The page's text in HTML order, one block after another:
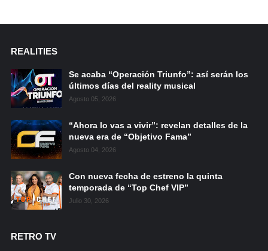
REALITIES
Se acaba “Operación Triunfo”: así serán los
últimos días del reality musical
Agosto 05, 2026
“Ahora lo vas a vivir”: revelan detalles de la
nueva era de “Objetivo Fama”
Agosto 04, 2026
Con nueva fecha de estreno la quinta
temporada de “Top Chef VIP”
Julio 30, 2026
RETRO TV